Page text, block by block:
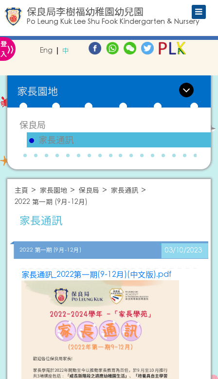
保良局李樹福幼稚園幼兒園
Po Leung Kuk Lee Shu Fook Kindergarten & Nursery
登
入» Eng 中
家長園地
保良局
家長通訊
主頁 家長園地 保良局
家長通訊
2022 第一期 (9月-12月)
家長通訊
2022 第一期 (9月-12月) 03/10/2023
家長通訊_2022第一期(9-12月)(中文版).pdf